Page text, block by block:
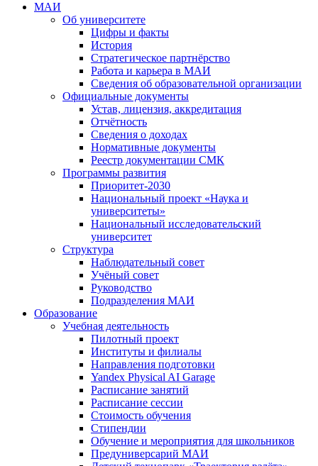
МАИ
Об университете
Цифры и факты
История
Стратегическое партнёрство
Работа и карьера в МАИ
Сведения об образовательной организации
Официальные документы
Устав, лицензия, аккредитация
Отчётность
Сведения о доходах
Нормативные документы
Реестр документации СМК
Программы развития
Приоритет-2030
Национальный проект «Наука и
университеты»
Национальный исследовательский
университет
Структура
Наблюдательный совет
Учёный совет
Руководство
Подразделения МАИ
Образование
Учебная деятельность
Пилотный проект
Институты и филиалы
Направления подготовки
Yandex Physical AI Garage
Расписание занятий
Расписание сессии
Стоимость обучения
Стипендии
Обучение и мероприятия для школьников
Предуниверсарий МАИ